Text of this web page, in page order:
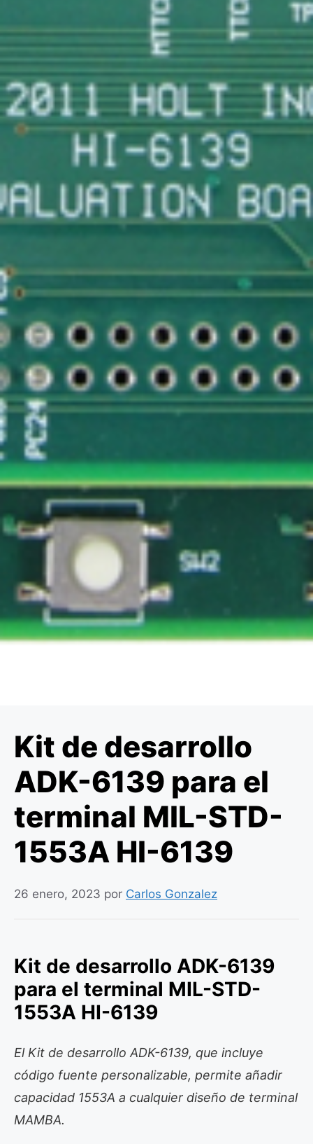
Kit de desarrollo
ADK-6139 para el
terminal MIL-STD-
1553A HI-6139
26 enero, 2023 por Carlos Gonzalez
Kit de desarrollo ADK-6139
para el terminal MIL-STD-
1553A HI-6139
El Kit de desarrollo ADK-6139, que incluye
código fuente personalizable, permite añadir
capacidad 1553A a cualquier diseño de terminal
MAMBA.